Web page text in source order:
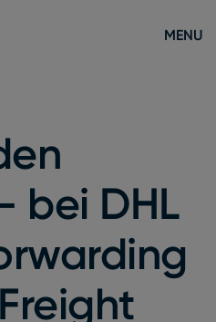
MENU
bei DHL